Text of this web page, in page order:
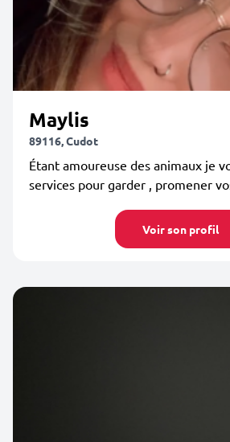
Maylis
89116, Cudot
Étant amoureuse des animaux je
services pour garder , promener
Voir son profil